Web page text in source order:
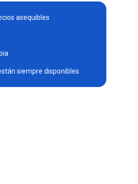
asequibles
siempre disponibles